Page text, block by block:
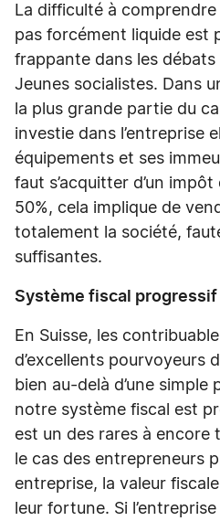
La difficulté à comprendre
pas forcément liquide est
frappante dans les débats
Jeunes socialistes. Dans
la plus grande partie du
investie dans l’entreprise
équipements et ses
faut s’acquitter d’un
50%, cela implique de
totalement la société,
suffisantes.
Système fiscal progressif
En Suisse, les
d’excellents pourvoyeurs
bien au-delà d’une
notre système fiscal est
est un des rares à encore
le cas des entrepreneurs
entreprise, la valeur
leur fortune. Si